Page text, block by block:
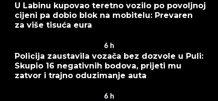
U Labinu kupovao teretno vozilo po povoljnoj
cijeni pa dobio blok na mobitelu: Prevaren
za više tisuća eura
6 h
Policija zaustavila vozača bez dozvole u Puli:
Skupio 16 negativnih bodova, prijeti mu
zatvor i trajno oduzimanje auta
6 h